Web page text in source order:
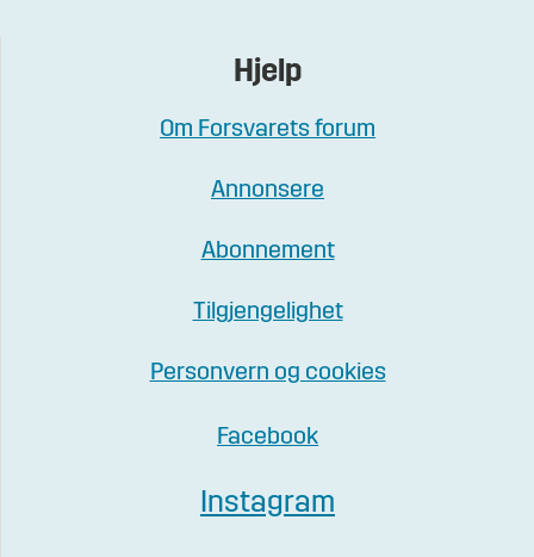
Hjelp
Om Forsvarets forum
Annonsere
Abonnement
Tilgjengelighet
Personvern og cookies
Facebook
Instagram